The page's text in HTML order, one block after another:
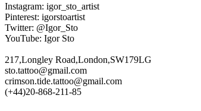
Instagram: igor_sto_artist
Pinterest: igorstoartist
Twitter: @Igor_Sto
YouTube: Igor Sto
217,Longley Road,London,SW179LG
sto.tattoo@gmail.com
crimson.tide.tattoo@gmail.com
(+44)20-868-211-85